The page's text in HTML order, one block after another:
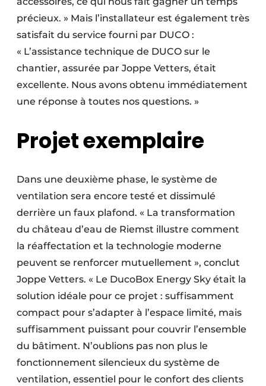
précieux. » Mais l’installateur est également très
satisfait du service fourni par DUCO :
« L’assistance technique de DUCO sur le
chantier, assurée par Joppe Vetters, était
excellente. Nous avons obtenu immédiatement
une réponse à toutes nos questions. »
Projet exemplaire
Dans une deuxième phase, le système de
ventilation sera encore testé et dissimulé
derrière un faux plafond. « La transformation
du château d’eau de Riemst illustre comment
la réaffectation et la technologie moderne
peuvent se renforcer mutuellement », conclut
Joppe Vetters. « Le DucoBox Energy Sky était la
solution idéale pour ce projet : suffisamment
compact pour s’adapter à l’espace limité, mais
suffisamment puissant pour couvrir l’ensemble
du bâtiment. N’oublions pas non plus le
fonctionnement silencieux du système de
ventilation, essentiel pour le confort des clients